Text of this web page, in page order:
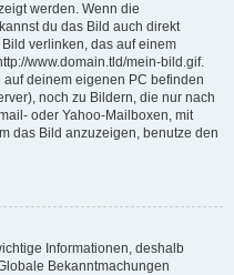
werden. Wenn die
du das Bild auch direkt
verlinken, das auf einem
www.domain.tld/mein-bild.gif.
deinem eigenen PC befinden
noch zu Bildern, die nur nach
oder Yahoo-Mailboxen, mit
das Bild anzuzeigen, benutze den
Informationen, deshalb
Bekanntmachungen